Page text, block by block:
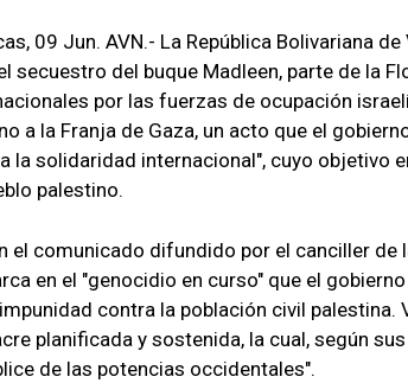
09 Jun. AVN.- La República Bolivariana
secuestro del buque Madleen, parte de la
por las fuerzas de ocupación
a la Franja de Gaza, un acto que el
la solidaridad internacional", cuyo objetivo
palestino.
el comunicado difundido por el canciller de
en el "genocidio en curso" que el
contra la población civil palestina.
planificada y sostenida, la cual, según
de las potencias occidentales".